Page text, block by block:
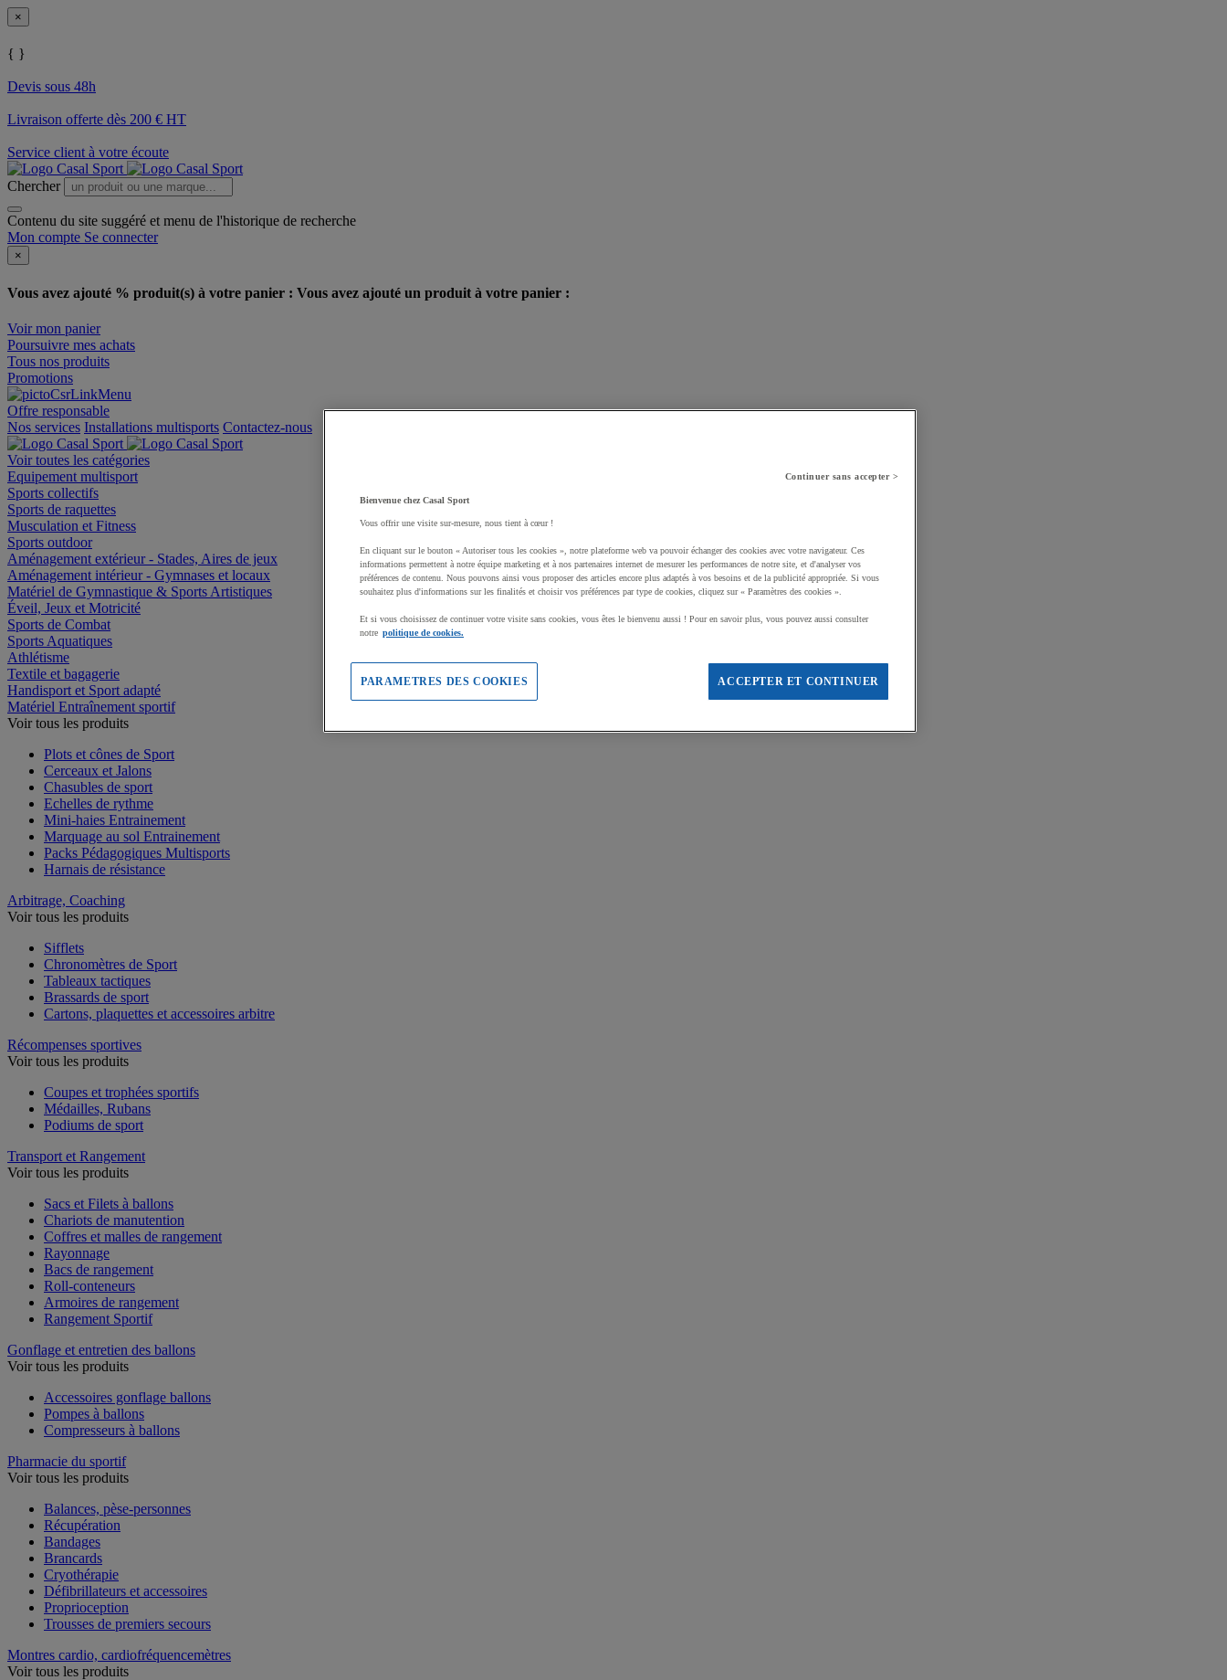
×
{ }
Devis sous 48h
Livraison offerte dès 200 € HT
Service client à votre écoute
Chercher
Contenu du site suggéré et menu de l'historique de recherche
Mon compte Se connecter
×
Vous avez ajouté % produit(s) à votre panier : Vous avez ajouté un produit à votre panier :
Voir mon panier
Poursuivre mes achats
Tous nos produits
Promotions
Offre responsable
Nos services Installations multisports Contactez-nous
Voir toutes les catégories
Equipement multisport
Sports collectifs
Sports de raquettes
Musculation et Fitness
Sports outdoor
Aménagement extérieur - Stades, Aires de jeux
Aménagement intérieur - Gymnases et locaux
Matériel de Gymnastique & Sports Artistiques
Éveil, Jeux et Motricité
Sports de Combat
Sports Aquatiques
Athlétisme
Textile et bagagerie
Handisport et Sport adapté
Matériel Entraînement sportif
Voir tous les produits
Plots et cônes de Sport
Cerceaux et Jalons
Chasubles de sport
Echelles de rythme
Mini-haies Entrainement
Marquage au sol Entrainement
Packs Pédagogiques Multisports
Harnais de résistance
Arbitrage, Coaching
Voir tous les produits
Sifflets
Chronomètres de Sport
Tableaux tactiques
Brassards de sport
Cartons, plaquettes et accessoires arbitre
Récompenses sportives
Voir tous les produits
Coupes et trophées sportifs
Médailles, Rubans
Podiums de sport
Transport et Rangement
Voir tous les produits
Sacs et Filets à ballons
Chariots de manutention
Coffres et malles de rangement
Rayonnage
Bacs de rangement
Roll-conteneurs
Armoires de rangement
Rangement Sportif
Gonflage et entretien des ballons
Voir tous les produits
Accessoires gonflage ballons
Pompes à ballons
Compresseurs à ballons
Pharmacie du sportif
Voir tous les produits
Balances, pèse-personnes
Récupération
Bandages
Brancards
Cryothérapie
Défibrillateurs et accessoires
Proprioception
Trousses de premiers secours
Montres cardio, cardiofréquencemètres
Voir tous les produits
Continuer sans accepter >
Bienvenue chez Casal Sport
Vous offrir une visite sur-mesure, nous tient à cœur !
En cliquant sur le bouton « Autoriser tous les cookies », notre plateforme web va pouvoir échanger des cookies avec votre navigateur. Ces
informations permettent à notre équipe marketing et à nos partenaires internet de mesurer les performances de notre site, et d'analyser vos
préférences de contenu. Nous pouvons ainsi vous proposer des articles encore plus adaptés à vos besoins et de la publicité appropriée. Si vous
souhaitez plus d'informations sur les finalités et choisir vos préférences par type de cookies, cliquez sur « Paramètres des cookies ».
Et si vous choisissez de continuer votre visite sans cookies, vous êtes le bienvenu aussi ! Pour en savoir plus, vous pouvez aussi consulter
notre politique de cookies.
ACCEPTER ET CONTINUER
PARAMETRES DES COOKIES